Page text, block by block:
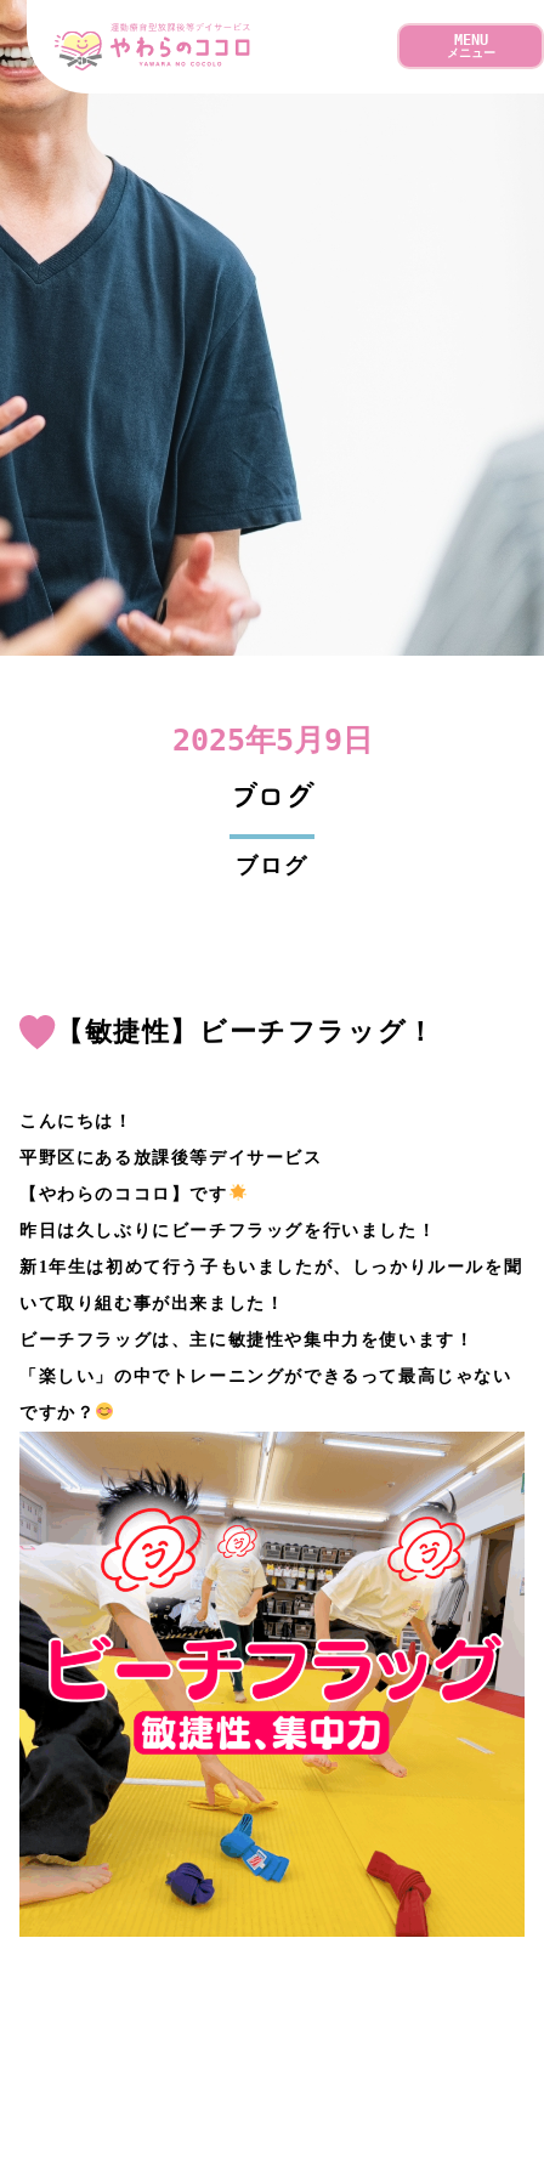
MENU
メニュー
2025年5月9日
ブログ
ブログ
【敏捷性】ビーチフラッグ！
こんにちは！
平野区にある放課後等デイサービス
【やわらのココロ】です
昨日は久しぶりにビーチフラッグを行いました！
新1年生は初めて行う子もいましたが、しっかりルールを聞
いて取り組む事が出来ました！
ビーチフラッグは、主に敏捷性や集中力を使います！
「楽しい」の中でトレーニングができるって最高じゃない
ですか？